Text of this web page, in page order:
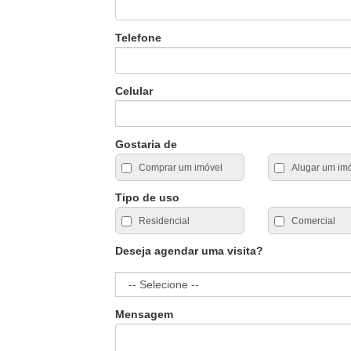
Telefone
Celular
Gostaria de
Comprar um imóvel Alugar um
Tipo de uso
Residencial Comercial
Deseja agendar uma visita?
Mensagem